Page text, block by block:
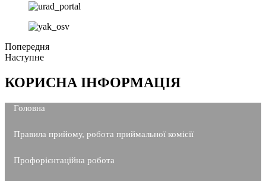
Попередня
Наступне
КОРИСНА ІНФОРМАЦІЯ
Головна
Правила прийому, робота приймальної комісії
Профорієнтаційна робота